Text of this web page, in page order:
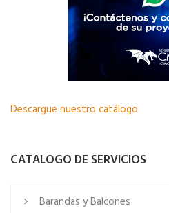
Descargue nuestro catálogo
CATÁLOGO DE SERVICIOS
Barandas y Balcones